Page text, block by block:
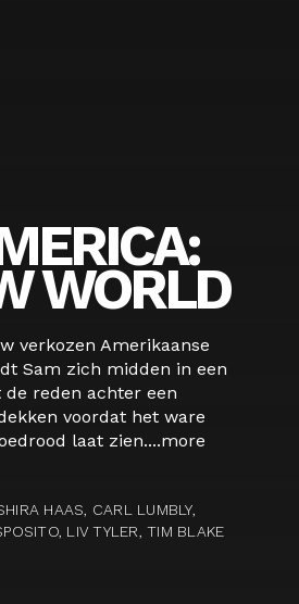
WORLD
verkozen Amerikaanse
Sam zich midden in een
reden achter een
voordat het ware
laat zien....more
HAAS, CARL LUMBLY,
LIV TYLER, TIM BLAKE